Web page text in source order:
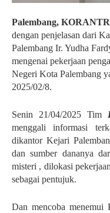
Palembang,
dengan penjelasan dari
Palembang Ir. Yudha
mengenai pekerjaan
Negeri Kota Palembang
2025/02/8.
Senin 21/04/2025 Tim
menggali informasi
dikantor Kejari
dan sumber dananya
misteri , dilokasi
sebagai pentujuk.
Dan mencoba menemui